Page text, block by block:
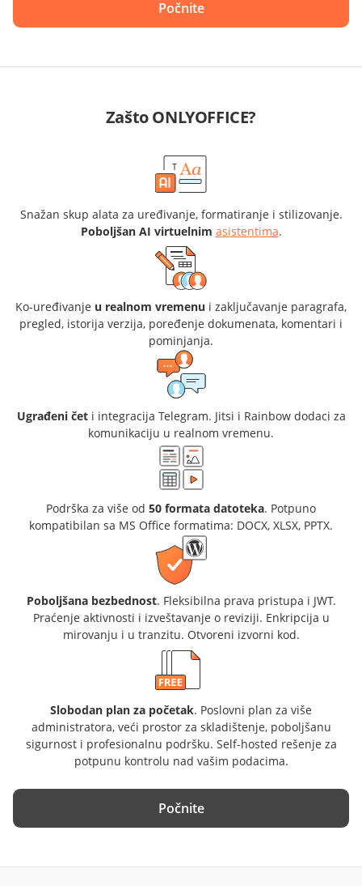
Počnite
Zašto ONLYOFFICE?
Snažan skup alata za uređivanje, formatiranje i stilizovanje.
Poboljšan AI virtuelnim asistentima.
Ko-uređivanje u realnom vremenu i zaključavanje paragrafa,
pregled, istorija verzija, poređenje dokumenata, komentari i
pominjanja.
Ugrađeni četi integracija Telegram. Jitsi i Rainbow dodaci za
komunikaciju u realnom vremenu.
Podrška za više od 50 formata datoteka. Potpuno
kompatibilan sa MS Office formatima: DOCX, XLSX, PPTX.
Poboljšana bezbednost. Fleksibilna prava pristupa i JWT.
Praćenje aktivnosti i izveštavanje o reviziji. Enkripcija u
mirovanju i u tranzitu. Otvoreni izvorni kod.
Slobodan plan za početak. Poslovni plan za više
administratora, veći prostor za skladištenje, poboljšanu
sigurnost i profesionalnu podršku. Self-hosted rešenje za
potpunu kontrolu nad vašim podacima.
Počnite